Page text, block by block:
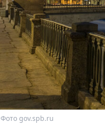
Фото gov.spb.ru